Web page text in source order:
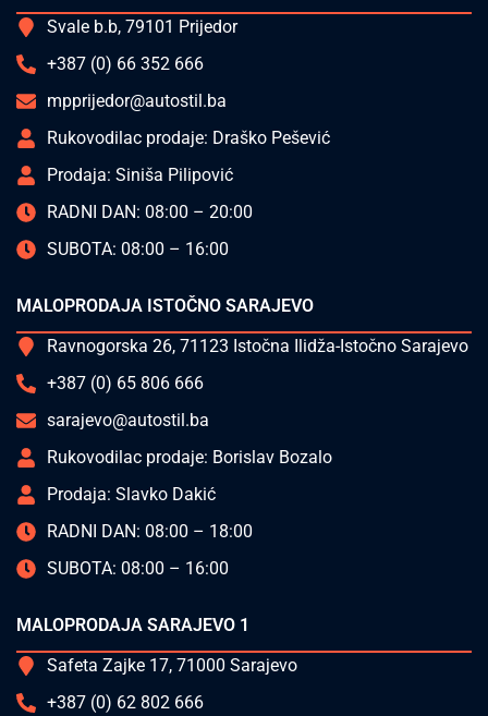
Svale b.b, 79101 Prijedor
+387 (0) 66 352 666
mpprijedor@autostil.ba
Rukovodilac prodaje: Draško Pešević
Prodaja: Siniša Pilipović
RADNI DAN: 08:00 – 20:00
SUBOTA: 08:00 – 16:00
MALOPRODAJA ISTOČNO SARAJEVO
Ravnogorska 26, 71123 Istočna Ilidža-Istočno Sarajevo
+387 (0) 65 806 666
sarajevo@autostil.ba
Rukovodilac prodaje: Borislav Bozalo
Prodaja: Slavko Dakić
RADNI DAN: 08:00 – 18:00
SUBOTA: 08:00 – 16:00
MALOPRODAJA SARAJEVO 1
Safeta Zajke 17, 71000 Sarajevo
+387 (0) 62 802 666